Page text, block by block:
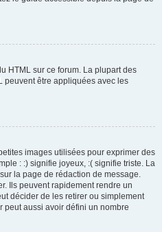
HTML sur ce forum. La plupart des
peuvent être appliquées avec les
images utilisées pour exprimer des
: :) signifie joyeux, :( signifie triste. La
la page de rédaction de message.
Ils peuvent rapidement rendre un
décider de les retirer ou simplement
peut aussi avoir défini un nombre